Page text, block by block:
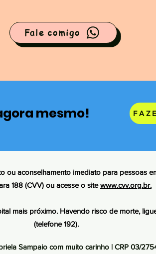
Fale comigo
mesmo!
ou aconselhamento imediato para pessoas
188 (CVV) ou acesse o sitewww.cvv.org.br.
mais próximo. Havendo risco de morte,
(telefone 192).
Sampaiocom muito carinho | CRP 03/